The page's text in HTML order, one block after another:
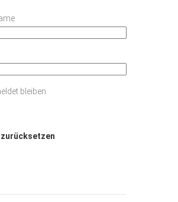
bleiben